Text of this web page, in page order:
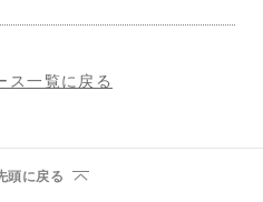
ス一覧に戻る
頭に戻る